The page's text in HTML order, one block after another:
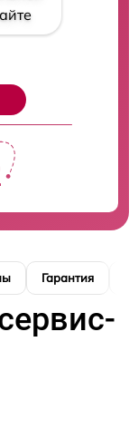
Гарантия